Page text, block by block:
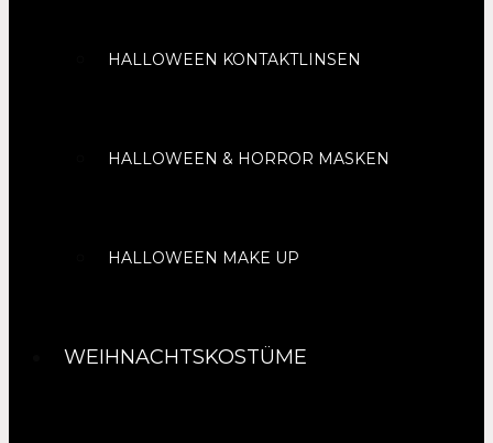
HALLOWEEN KONTAKTLINSEN
HALLOWEEN & HORROR MASKEN
HALLOWEEN MAKE UP
WEIHNACHTSKOSTÜME